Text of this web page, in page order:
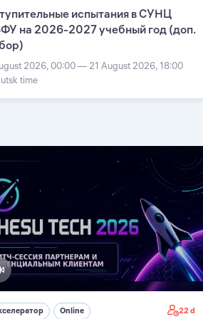
испытания в СУНЦ
на 2026-2027 учебный год (доп.
2026, 00:00 — 21 August 2026, 18:00
time
Online 22 d